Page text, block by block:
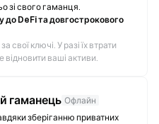
зі свого гаманця.
до DeFi та довгострокового
свої ключі. У разі їх втрати
ваші активи.
гаманець Офлайн
зберіганню приватних